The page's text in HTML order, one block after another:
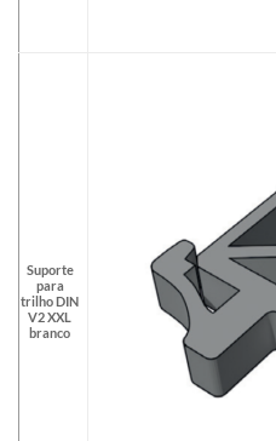
Suporte
para
trilho DIN
V2 XXL
branco